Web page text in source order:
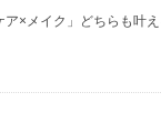
×メイク」どちらも叶